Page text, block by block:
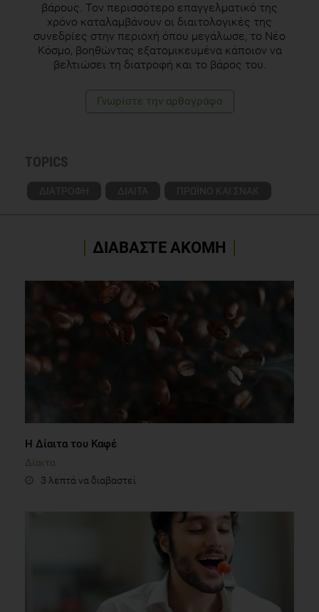
women. Br J Nutr. 2014 Jan 28;111(2):236-46.
βάρους. Τον περισσότερο επαγγελματικό της
χρόνο καταλαμβάνουν οι διαιτολογικές της
συνεδρίες στην περιοχή όπου μεγάλωσε, το Νέο
Κόσμο, βοηθώντας εξατομικευμένα κάποιον να
βελτιώσει τη διατροφή και το βάρος του.
Γνωρίστε την αρθογράφο
TOPICS
ΔΙΑΤΡΟΦΗ ΔΙΑΙΤΑ ΠΡΩΪΝΟ ΚΑΙ ΣΝΑΚ
ΔΙΑΒΑΣΤΕ ΑΚΟΜΗ
Η Δίαιτα του Καφέ
Δίαιτα
3 λεπτά να διαβαστεί